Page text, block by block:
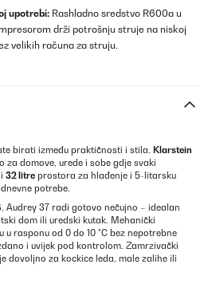
upotrebi: Rashladno sredstvo R600a u
drži potrošnju struje na niskoj
velikih računa za struju.
birati između praktičnosti i stila. Klarstein
za domove, urede i sobe gdje svaki
32 litre prostora za hlađenje i 5-litarsku
potrebe.
Audrey 37 radi gotovo nečujno – idealan
dom ili uredski kutak. Mehanički
rasponu od 0 do 10 °C bez nepotrebne
i uvijek pod kontrolom. Zamrzivački
dovoljno za kockice leda, male zalihe ili